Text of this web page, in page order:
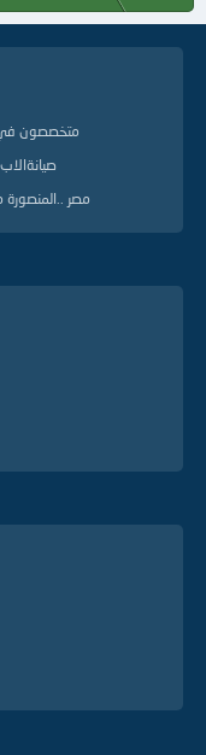
ا
ل
متخصصون في
مصر ..المنصورة